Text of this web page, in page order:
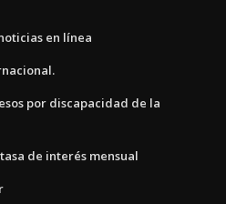
en línea
por discapacidad de la
de interés mensual